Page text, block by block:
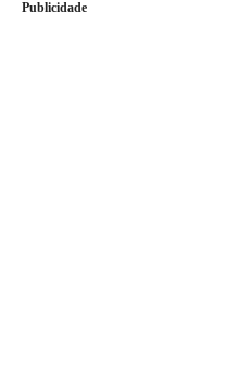
Publicidade